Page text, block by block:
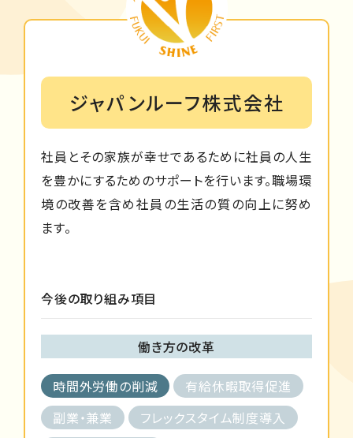
ジャパンルーフ株式会社
社員とその家族が幸せであるために社員の人生
を豊かにするためのサポートを行います。職場環
境の改善を含め社員の生活の質の向上に努め
ます。
今後の取り組み項目
働き方の改革
時間外労働の削減
有給休暇取得促進
副業・兼業
フレックスタイム制度導入